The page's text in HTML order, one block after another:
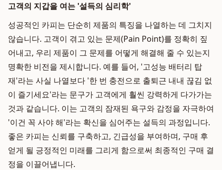
고객의 지갑을 여는 '설득의 심리학'
성공적인 카피는 단순히 제품의 특징을 나열하는 데 그치지
않습니다. 고객이 겪고 있는 문제(Pain Point)를 정확히 짚
어내고, 우리 제품이 그 문제를 어떻게 해결해 줄 수 있는지
명확한 비전을 제시합니다. 예를 들어, '고성능 배터리 탑
재'라는 사실 나열보다 '한 번 충전으로 출퇴근 내내 끊김 없
이 즐기세요'라는 문구가 고객에게 훨씬 강력하게 다가가는
것과 같습니다. 이는 고객의 잠재된 욕구와 감정을 자극하여
'이건 꼭 사야 해'라는 확신을 심어주는 설득의 과정입니다.
좋은 카피는 신뢰를 구축하고, 긴급성을 부여하며, 구매 후
얻게 될 긍정적인 미래를 그리게 함으로써 최종적인 구매 결
정을 이끌어냅니다.